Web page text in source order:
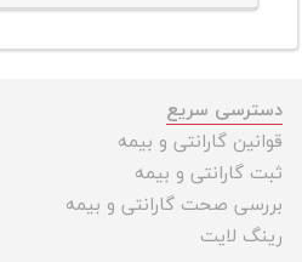
دسترسی سریع
قوانین گارانتی و بیمه
ثبت گارانتی و بیمه
بررسی صحت گارانتی و بیمه
رینگ لایت